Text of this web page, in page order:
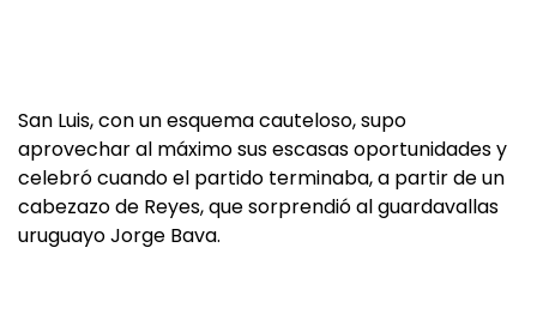
San Luis, con un esquema cauteloso, supo
aprovechar al máximo sus escasas oportunidades y
celebró cuando el partido terminaba, a partir de un
cabezazo de Reyes, que sorprendió al guardavallas
uruguayo Jorge Bava.